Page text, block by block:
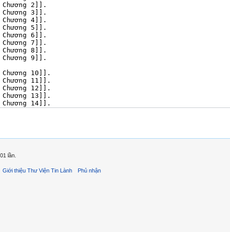
lần.
Giới thiệu Thư Viện Tin Lành Phủ nhận